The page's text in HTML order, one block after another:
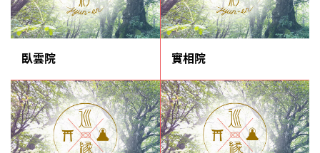
臥雲院 實相院